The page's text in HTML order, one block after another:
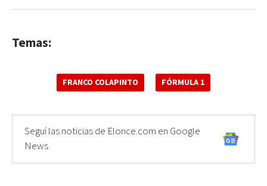
Temas:
FRANCO COLAPINTO FÓRMULA 1
Seguí las noticias de Elonce.com en Google
News